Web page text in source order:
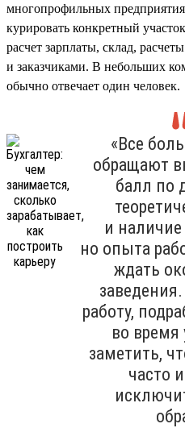
многопрофильных
курировать конкретный
расчет зарплаты, склад,
и заказчиками. В небольших
обычно отвечает один человек.
«Все
обращают
балл по
и
но опыта
ждать
работу,
во
заметить,
часто